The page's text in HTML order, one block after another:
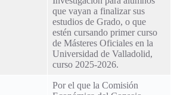
que vayan a finalizar sus
estudios de Grado, o que
estén cursando primer curso
de Másteres Oficiales en la
Universidad de Valladolid,
curso 2025-2026.
Por el que la Comisión